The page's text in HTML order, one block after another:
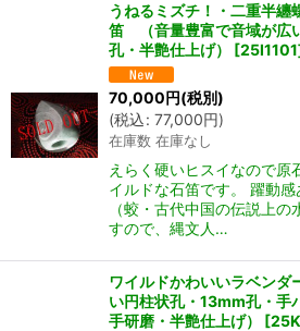
うねるミズチ！・二重半纏
笛 （音量豊富で音域が広
孔・半艶仕上げ）
[25I1101
70,000円(税別)
(税込: 77,000円)
在庫数 在庫なし
えらく硬いヒスイなので原
イルドな石笛です。 躍動
（蛟・古代中国の伝説上の
すので、縄文人…
ワイルドかわいいラベン
い円柱状孔・13mm孔・手
手研磨・半艶仕上げ）
[